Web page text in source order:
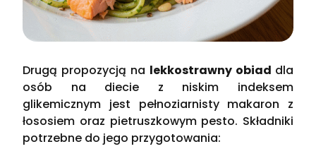
Drugą propozycją na lekkostrawny obiad dla
osób na diecie z niskim indeksem
glikemicznym jest pełnoziarnisty makaron z
łososiem oraz pietruszkowym pesto. Składniki
potrzebne do jego przygotowania: